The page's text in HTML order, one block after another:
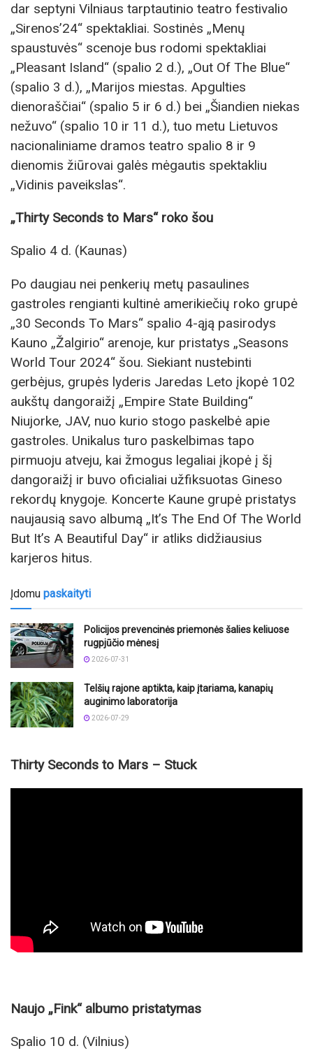
dar septyni Vilniaus tarptautinio teatro festivalio
„Sirenos’24“ spektakliai. Sostinės „Menų
spaustuvės“ scenoje bus rodomi spektakliai
„Pleasant Island“ (spalio 2 d.), „Out Of The Blue“
(spalio 3 d.), „Marijos miestas. Apgulties
dienoraščiai“ (spalio 5 ir 6 d.) bei „Šiandien niekas
nežuvo“ (spalio 10 ir 11 d.), tuo metu Lietuvos
nacionaliniame dramos teatro spalio 8 ir 9
dienomis žiūrovai galės mėgautis spektakliu
„Vidinis paveikslas“.
„Thirty Seconds to Mars“ roko šou
Spalio 4 d. (Kaunas)
Po daugiau nei penkerių metų pasaulines
gastroles rengianti kultinė amerikiečių roko grupė
„30 Seconds To Mars“ spalio 4-ąją pasirodys
Kauno „Žalgirio“ arenoje, kur pristatys „Seasons
World Tour 2024“ šou. Siekiant nustebinti
gerbėjus, grupės lyderis Jaredas Leto įkopė 102
aukštų dangoraižį „Empire State Building“
Niujorke, JAV, nuo kurio stogo paskelbė apie
gastroles. Unikalus turo paskelbimas tapo
pirmuoju atveju, kai žmogus legaliai įkopė į šį
dangoraižį ir buvo oficialiai užfiksuotas Gineso
rekordų knygoje. Koncerte Kaune grupė pristatys
naujausią savo albumą „It’s The End Of The World
But It’s A Beautiful Day“ ir atliks didžiausius
karjeros hitus.
Įdomu paskaityti
Policijos prevencinės priemonės šalies keliuose
rugpjūčio mėnesį
2026-07-31
Telšių rajone aptikta, kaip įtariama, kanapių
auginimo laboratorija
2026-07-29
Thirty Seconds to Mars – Stuck
Naujo „Fink“ albumo pristatymas
Spalio 10 d. (Vilnius)